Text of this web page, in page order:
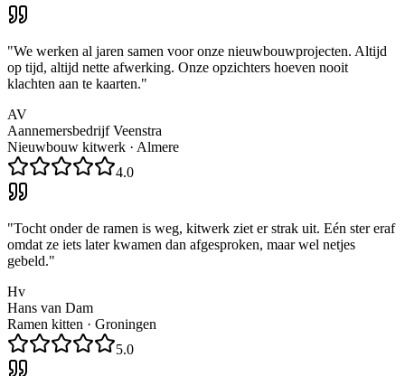
"We werken al jaren samen voor onze nieuwbouwprojecten. Altijd
op tijd, altijd nette afwerking. Onze opzichters hoeven nooit
klachten aan te kaarten."
AV
Aannemersbedrijf Veenstra
Nieuwbouw kitwerk · Almere
4.0
"Tocht onder de ramen is weg, kitwerk ziet er strak uit. Eén ster eraf
omdat ze iets later kwamen dan afgesproken, maar wel netjes
gebeld."
Hv
Hans van Dam
Ramen kitten · Groningen
5.0